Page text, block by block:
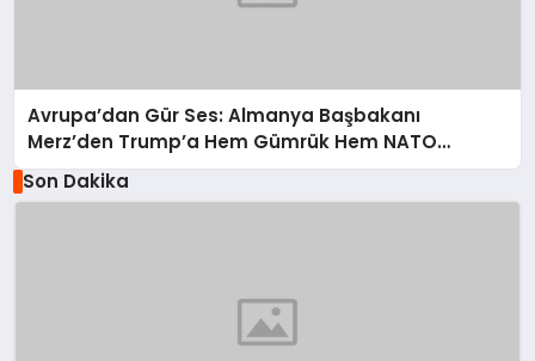
Avrupa’dan Gür Ses: Almanya Başbakanı
Merz’den Trump’a Hem Gümrük Hem NATO
Uyarısı!
Son Dakika